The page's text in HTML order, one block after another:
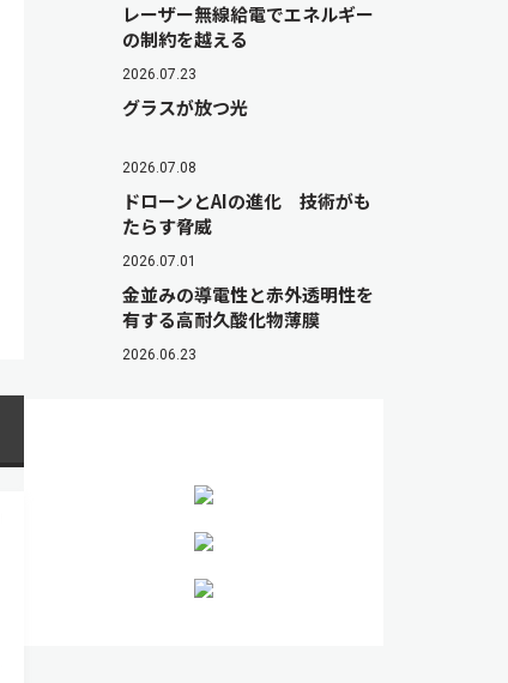
レーザー無線給電でエネルギー
の制約を越える
2026.07.23
グラスが放つ光
2026.07.08
ドローンとAIの進化 技術がも
たらす脅威
2026.07.01
金並みの導電性と赤外透明性を
有する高耐久酸化物薄膜
2026.06.23